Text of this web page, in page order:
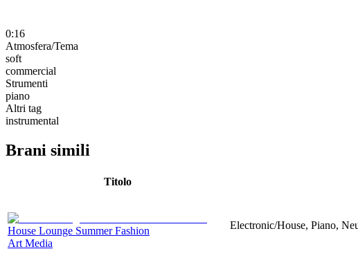
0:16
Atmosfera/Tema
soft
commercial
Strumenti
piano
Altri tag
instrumental
Brani simili
Titolo
House Lounge Summer Fashion
Art Media
Electronic/House, Piano,